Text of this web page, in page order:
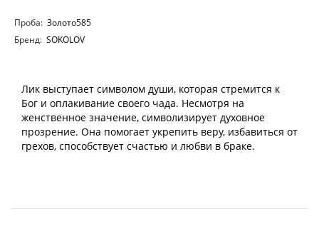
Проба: Золото585
Бренд: SOKOLOV
Лик выступает символом души, которая стремится к
Бог и оплакивание своего чада. Несмотря на
женственное значение, символизирует духовное
прозрение. Она помогает укрепить веру, избавиться от
грехов, способствует счастью и любви в браке.